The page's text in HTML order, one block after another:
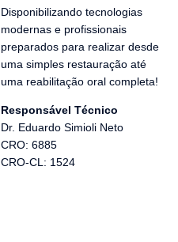
Disponibilizando tecnologias
modernas e profissionais
preparados para realizar desde
uma simples restauração até
uma reabilitação oral completa!
Responsável Técnico
Dr. Eduardo Simioli Neto
CRO: 6885
CRO-CL: 1524